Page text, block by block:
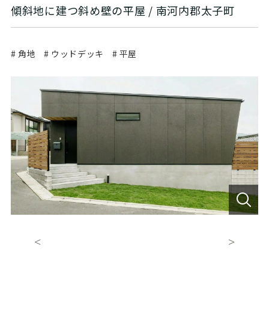
傾斜地に建つ斜め壁の平屋 / 南河内郡太子町
# 角地 # ウッドデッキ # 平屋